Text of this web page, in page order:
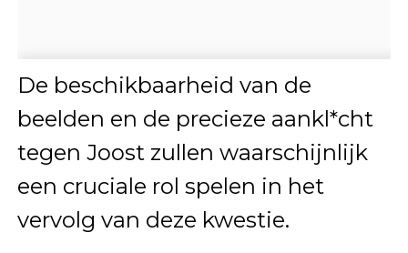
De beschikbaarheid van de
beelden en de precieze aankl*cht
tegen Joost zullen waarschijnlijk
een cruciale rol spelen in het
vervolg van deze kwestie.